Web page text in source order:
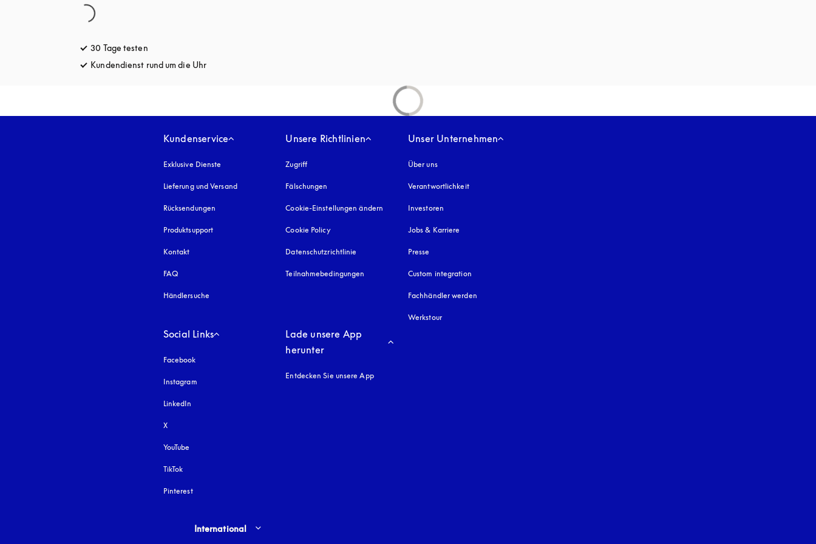
30 Tage testen
Kundendienst rund um die Uhr
Kundenservice
Exklusive Dienste
Lieferung und Versand
Rücksendungen
Produktsupport
Kontakt
FAQ
Händlersuche
Unsere Richtlinien
Zugriff öffnet sich in einem neuen Tab
Fälschungen öffnet sich in einem neuen Tab
Cookie-Einstellungen ändern
Cookie Policyöffnet sich in einem neuen Tab
Datenschutzrichtlinie öffnet sich in einem neuen Tab
Teilnahmebedingungen
Unser Unternehmen
Über uns
Verantwortlichkeit
Investoren
Jobs & Karriere
Presse
Custom integration
Fachhändler werden
Werkstour
Social Links
Facebook
Instagram
LinkedIn
X
YouTube
TikTok
Pinterest
Lade unsere App
herunter
Entdecken Sie unsere App
Select country and language
International